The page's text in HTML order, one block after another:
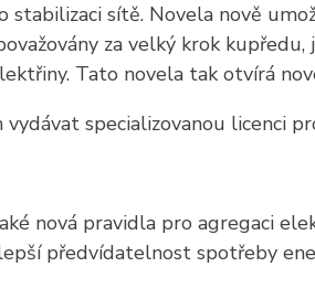
stabilizaci sítě. Novela nově
za velký krok
Tato novela tak otvírá
specializovanou licenci
nová pravidla pro agregaci
předvídatelnost spotřeby